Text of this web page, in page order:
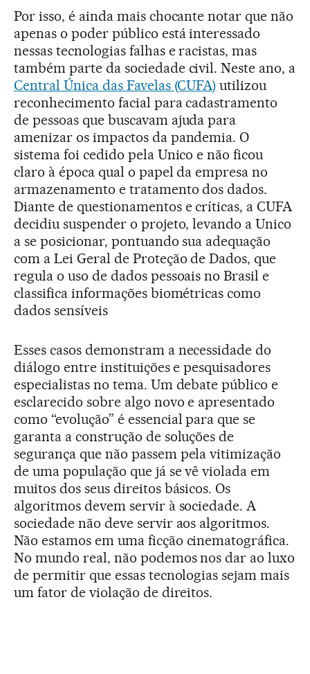
Por isso, é ainda mais chocante notar que não
apenas o poder público está interessado
nessas tecnologias falhas e racistas, mas
também parte da sociedade civil. Neste ano, a
Central Única das Favelas (CUFA) utilizou
reconhecimento facial para cadastramento
de pessoas que buscavam ajuda para
amenizar os impactos da pandemia. O
sistema foi cedido pela Unico e não ficou
claro à época qual o papel da empresa no
armazenamento e tratamento dos dados.
Diante de questionamentos e críticas, a CUFA
decidiu suspender o projeto, levando a Unico
a se posicionar, pontuando sua adequação
com a Lei Geral de Proteção de Dados, que
regula o uso de dados pessoais no Brasil e
classifica informações biométricas como
dados sensíveis
Esses casos demonstram a necessidade do
diálogo entre instituições e pesquisadores
especialistas no tema. Um debate público e
esclarecido sobre algo novo e apresentado
como “evolução” é essencial para que se
garanta a construção de soluções de
segurança que não passem pela vitimização
de uma população que já se vê violada em
muitos dos seus direitos básicos. Os
algoritmos devem servir à sociedade. A
sociedade não deve servir aos algoritmos.
Não estamos em uma ficção cinematográfica.
No mundo real, não podemos nos dar ao luxo
de permitir que essas tecnologias sejam mais
um fator de violação de direitos.